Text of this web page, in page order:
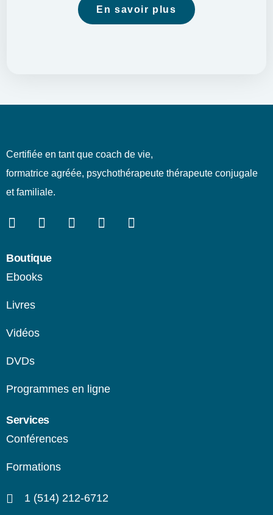
En savoir plus
Certifiée en tant que coach de vie,
formatrice agréée, psychothérapeute thérapeute conjugale
et familiale.
Boutique
Ebooks
Livres
Vidéos
DVDs
Programmes en ligne​
Services
Conférences
Formations
1 (514) 212-6712